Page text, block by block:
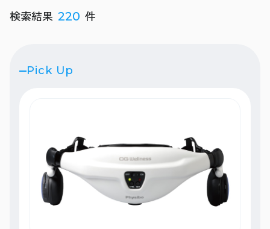
検索結果 220 件
Pick Up